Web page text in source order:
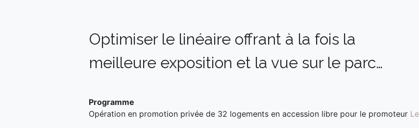
Optimiser le linéaire offrant à la fois la
meilleure exposition et la vue sur le parc…
Programme
Opération en promotion privée de 32 logements en accession libre pour le promoteur